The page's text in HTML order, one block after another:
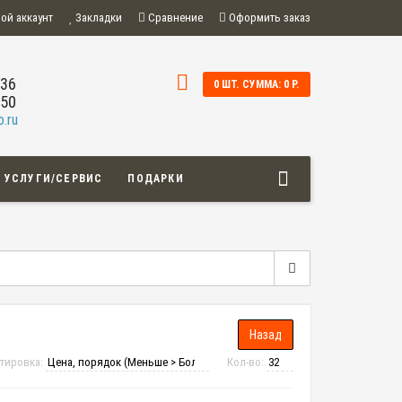
аккаунт Закладки Сравнение Оформить заказ
0 ШТ. СУММА: 0 Р.
УСЛУГИ/СЕРВИС ПОДАРКИ
Кол-во: